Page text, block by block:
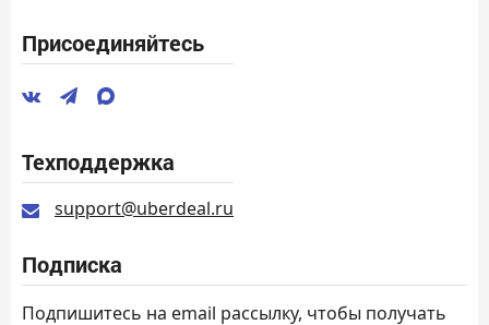
Присоединяйтесь
Техподдержка
support@uberdeal.ru
Подписка
Подпишитесь на email рассылку, чтобы получать